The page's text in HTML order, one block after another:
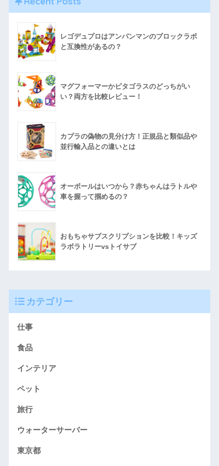
レゴデュプロはアンパンマンのブロックラボ
と互換性があるの？
マグフォーマーかピタゴラスのどっちがい
い？両方を比較レビュー！
カプラの偽物の見分け方！正規品と類似品や
並行輸入品との違いとは
オーボールはいつから？赤ちゃんはラトルや
車を握って掴めるの？
おもちゃサブスクリプションを比較！キッズ
ラボラトリーvsトイサブ
カテゴリー
仕事
食品
インテリア
ペット
旅行
ウォーターサーバー
東京都